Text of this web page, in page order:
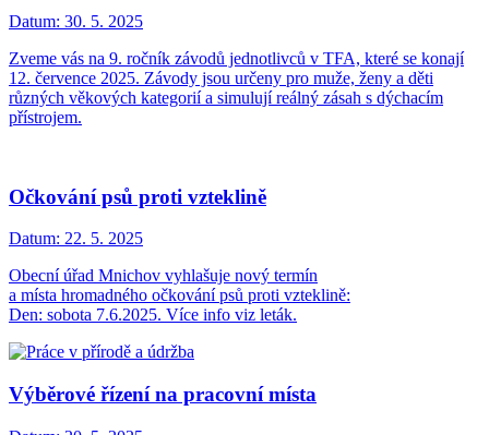
Datum: 30. 5. 2025
Zveme vás na 9. ročník závodů jednotlivců v TFA, které se konají
12. července 2025. Závody jsou určeny pro muže, ženy a děti
různých věkových kategorií a simulují reálný zásah s dýchacím
přístrojem.
Očkování psů proti vzteklině
Datum: 22. 5. 2025
Obecní úřad Mnichov vyhlašuje nový termín
a místa hromadného očkování psů proti vzteklině:
Den: sobota 7.6.2025. Více info viz leták.
Výběrové řízení na pracovní místa